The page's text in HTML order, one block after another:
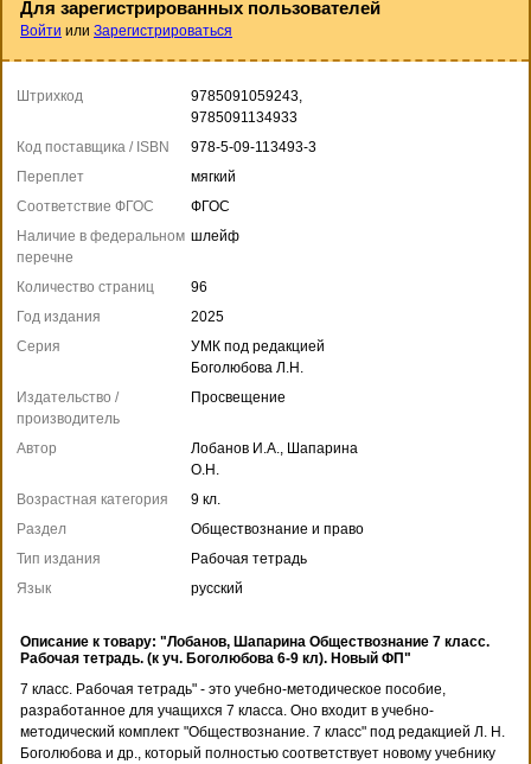
Для зарегистрированных пользователей
Войти или Зарегистрироваться
Штрихкод
9785091059243,
9785091134933
Код поставщика / ISBN
978-5-09-113493-3
Переплет
мягкий
Соответствие ФГОС
ФГОС
Наличие в федеральном
перечне
шлейф
Количество страниц
96
Год издания
2025
Серия
УМК под редакцией
Боголюбова Л.Н.
Издательство /
производитель
Просвещение
Автор
Лобанов И.А., Шапарина
О.Н.
Возрастная категория
9 кл.
Раздел
Обществознание и право
Тип издания
Рабочая тетрадь
Язык
русский
Описание к товару: "Лобанов, Шапарина Обществознание 7 класс.
Рабочая тетрадь. (к уч. Боголюбова 6-9 кл). Новый ФП"
7 класс. Рабочая тетрадь" - это учебно-методическое пособие,
разработанное для учащихся 7 класса. Оно входит в учебно-
методический комплект "Обществознание. 7 класс" под редакцией Л. Н.
Боголюбова и др., который полностью соответствует новому учебнику